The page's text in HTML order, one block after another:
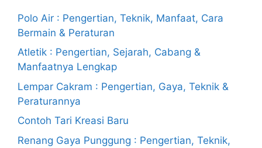
Polo Air : Pengertian, Teknik, Manfaat, Cara
Bermain & Peraturan
Atletik : Pengertian, Sejarah, Cabang &
Manfaatnya Lengkap
Lempar Cakram : Pengertian, Gaya, Teknik &
Peraturannya
Contoh Tari Kreasi Baru
Renang Gaya Punggung : Pengertian, Teknik,